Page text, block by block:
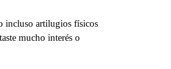
incluso artilugios físicos
mucho interés o